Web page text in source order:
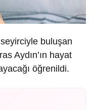
buluşan
Aydın’ın hayat
öğrenildi.